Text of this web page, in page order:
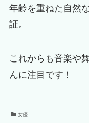
年齢を重ねた自然
証。
これからも音楽や
んに注目です！
女優